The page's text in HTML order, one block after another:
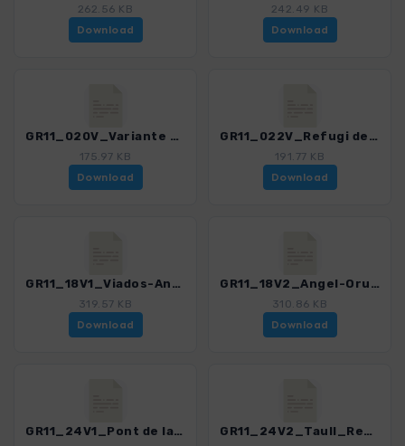
262.56 KB
Download
242.49 KB
Download
GR11_020V_Variante Puente de Coronas-Aneto_4487_1.gpx
175.97 KB
Download
GR11_022V_Refugi dera restanca-Refugi Colomers_4487_1.gpx
191.77 KB
Download
GR11_18V1_Viados-Angel-Orus_4487_1.gpx
319.57 KB
Download
GR11_18V2_Angel-Orus-Estos_4487_1.gpx
310.86 KB
Download
GR11_24V1_Pont de la Sort_Taull_4487_1.gpx GR11_24V2_Taull_Refugi de Colomina_4487_1.gpx